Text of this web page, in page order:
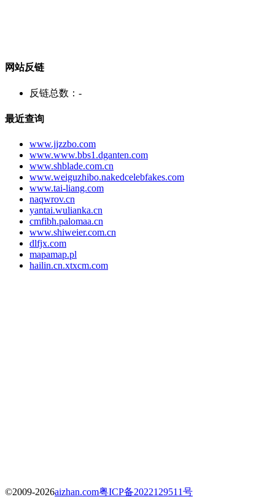
网站反链
反链总数： -
最近查询
www.jjzzbo.com
www.www.bbs1.dganten.com
www.shblade.com.cn
www.weiguzhibo.nakedcelebfakes.com
www.tai-liang.com
naqwrov.cn
yantai.wulianka.cn
cmfibh.palomaa.cn
www.shiweier.com.cn
dlfjx.com
mapamap.pl
hailin.cn.xtxcm.com
©2009-2026aizhan.com粤ICP备2022129511号